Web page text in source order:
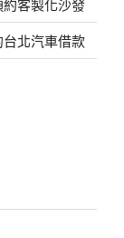
客製化沙發
北汽車借款